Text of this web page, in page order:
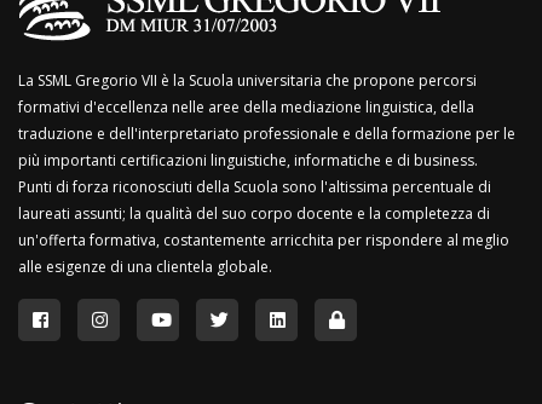
La SSML Gregorio VII è la Scuola universitaria che propone percorsi
formativi d'eccellenza nelle aree della mediazione linguistica, della
traduzione e dell'interpretariato professionale e della formazione per le
più importanti certificazioni linguistiche, informatiche e di business.
Punti di forza riconosciuti della Scuola sono l'altissima percentuale di
laureati assunti; la qualità del suo corpo docente e la completezza di
un'offerta formativa, costantemente arricchita per rispondere al meglio
alle esigenze di una clientela globale.